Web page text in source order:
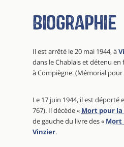
Biographie
Il est arrêté le 20 mai 1944, à
dans le Chablais et détenu en
à Compiègne. (Mémorial pour
Le 17 juin 1944, il est
767). Il décède « Mort pour la
de gauche du livre des « Mort
Vinzier.